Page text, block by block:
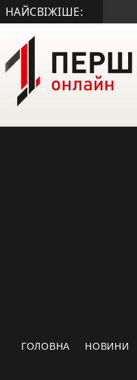
НАЙСВІЖІШЕ:
ГОЛОВНА НОВИНИ